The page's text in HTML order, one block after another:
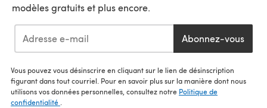
modèles gratuits et plus encore.
Abonnez-vous
Vous pouvez vous désinscrire en cliquant sur le lien de désinscription
figurant dans tout courriel. Pour en savoir plus sur la manière dont nous
utilisons vos données personnelles, consultez notre Politique de
confidentialité